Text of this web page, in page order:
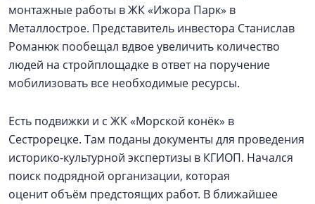
монтажные работы в ЖК «Ижора Парк» в
Металлострое. Представитель инвестора Станислав
Романюк пообещал вдвое увеличить количество
людей на стройплощадке в ответ на поручение
мобилизовать все необходимые ресурсы.
Есть подвижки и с ЖК «Морской конёк» в
Сестрорецке. Там поданы документы для проведения
историко-культурной экспертизы в КГИОП. Начался
поиск подрядной организации, которая
оценит объём предстоящих работ. В ближайшее